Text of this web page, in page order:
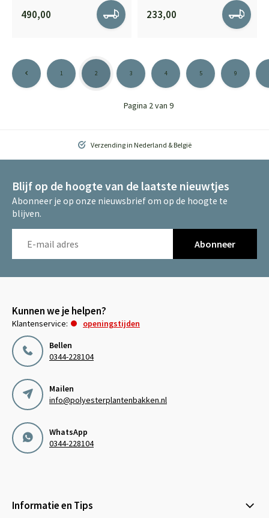
490,00 233,00
Pagina 2 van 9
1 2 3 4 5 9
Verzending in Nederland & België
Blijf op de hoogte van de laatste nieuwtjes
Abonneer je op onze nieuwsbrief om op de hoogte te
blijven.
Abonneer
Kunnen we je helpen?
Klantenservice:
openingstijden
Bellen
0344-228104
Mailen
info@polyesterplantenbakken.nl
WhatsApp
0344-228104
Informatie en Tips